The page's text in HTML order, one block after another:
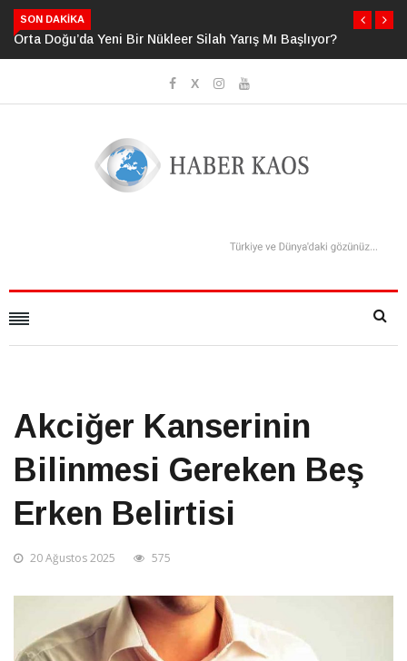
SON DAKIKA
Neden Bildiğimizden Daha Fazlasını Bildiğimizi
Sanıyoruz?
Akciğer Kanserinin
Bilinmesi Gereken Beş
Erken Belirtisi
20 Ağustos 2025 575